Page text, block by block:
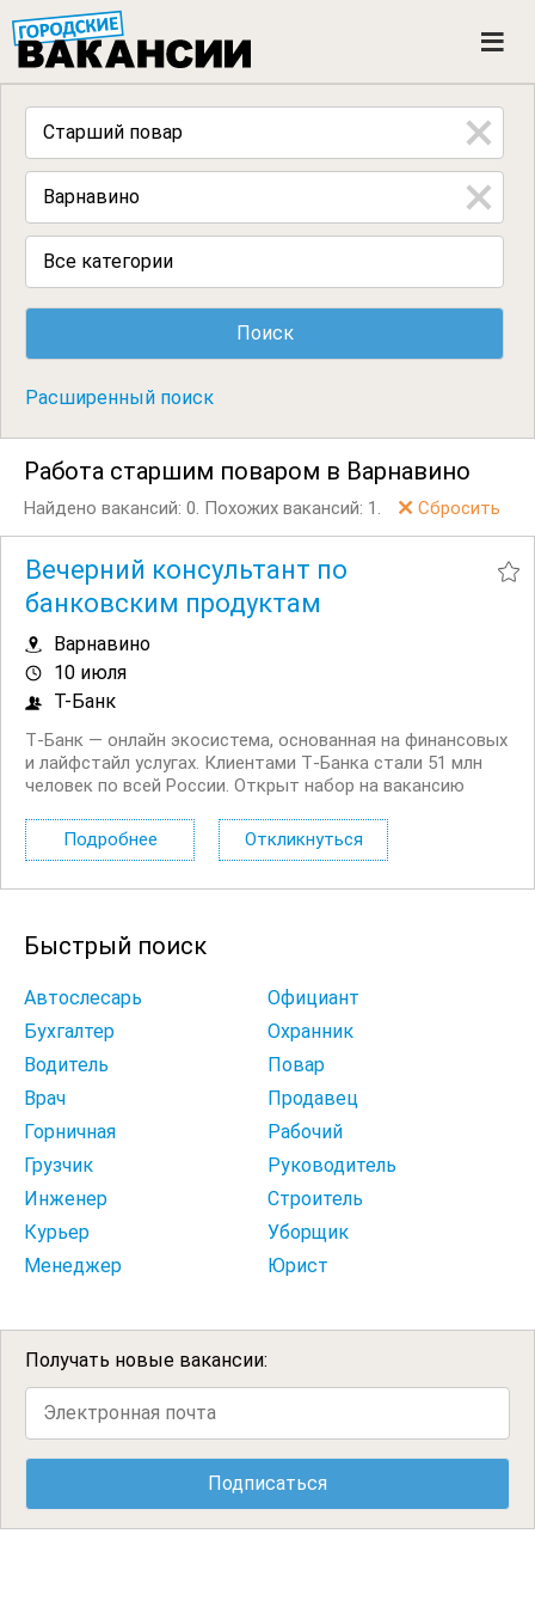
n
Все категории
Расширенный поиск
Работа старшим поваром в Варнавино
Найдено вакансий: 0. Похожих вакансий: 1. Сбросить
Вечерний консультант по
банковским продуктам
Варнавино
10 июля
Т-Банк
Т‑Банк — онлайн экосистема, основанная на финансовых
и лайфстайл услугах. Клиентами Т‑Банка стали 51 млн
человек по всей России. Открыт набор на вакансию
будете делать: Консультировать клиентов по
депозитным продуктам на входящих звонках...
Подробнее Откликнуться
Быстрый поиск
Автослесарь
Официант
Бухгалтер
Охранник
Водитель
Повар
Врач
Продавец
Горничная
Рабочий
Грузчик
Руководитель
Инженер
Строитель
Курьер
Уборщик
Менеджер
Юрист
Получать новые вакансии: